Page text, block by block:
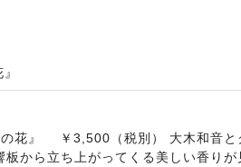
花』 ￥3,500（税別） 大木和音と
から立ち上がってくる美しい香り